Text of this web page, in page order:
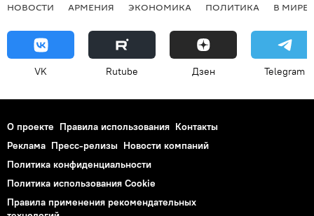
НОВОСТИ АРМЕНИЯ ЭКОНОМИКА ПОЛИТИКА В МИРЕ
VK Rutube Дзен Telegram
О проекте Правила использования Контакты
Реклама Пресс-релизы Новости компаний
Политика конфиденциальности
Политика использования Cookie
Правила применения рекомендательных